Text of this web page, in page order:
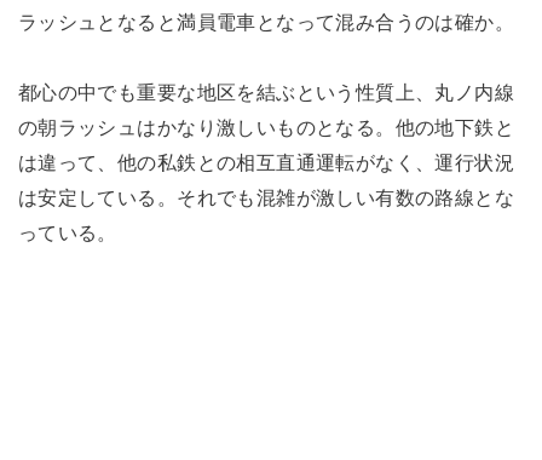
ラッシュとなると満員電車となって混み合うのは確か。
都心の中でも重要な地区を結ぶという性質上、丸ノ内線
の朝ラッシュはかなり激しいものとなる。他の地下鉄と
は違って、他の私鉄との相互直通運転がなく、運行状況
は安定している。それでも混雑が激しい有数の路線とな
っている。